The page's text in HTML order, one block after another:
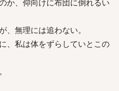
か、仰向けに布団に倒れるい
、無理には追わない。
、私は体をずらしていとこの